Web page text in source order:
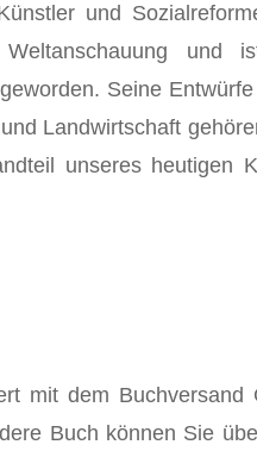
und
und
Seine
Landwirtschaft
unseres heutigen
mit dem
Buch können Sie